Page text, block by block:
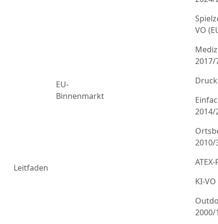
Leitfaden
EU-
Binnenmarkt
VO
2017/
2014/
2010/
KI-
2000/